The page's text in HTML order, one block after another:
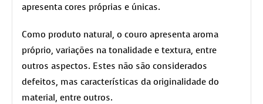
apresenta cores próprias e únicas.
Como produto natural, o couro apresenta aroma
próprio, variações na tonalidade e textura, entre
outros aspectos. Estes não são considerados
defeitos, mas características da originalidade do
material, entre outros.